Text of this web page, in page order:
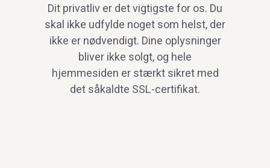
Dit privatliv er det vigtigste for os. Du
skal ikke udfylde noget som helst, der
ikke er nødvendigt. Dine oplysninger
bliver ikke solgt, og hele
hjemmesiden er stærkt sikret med
det såkaldte SSL-certifikat.